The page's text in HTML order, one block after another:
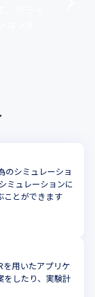
のシミュレーショ
ミュレーションに
ことができます
を用いたアプリケ
をしたり、実験計